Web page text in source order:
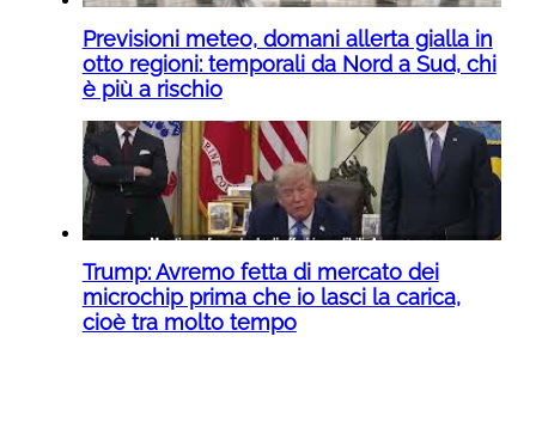
Previsioni meteo, domani allerta gialla in
otto regioni: temporali da Nord a Sud, chi
è più a rischio
Trump: Avremo fetta di mercato dei
microchip prima che io lasci la carica,
cioè tra molto tempo